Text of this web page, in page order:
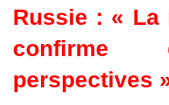
Russie : « La
confirme
perspectives